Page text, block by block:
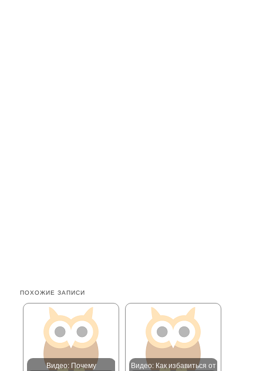
ПОХОЖИЕ ЗАПИСИ
Видео: Почему
Видео: Как избавиться от